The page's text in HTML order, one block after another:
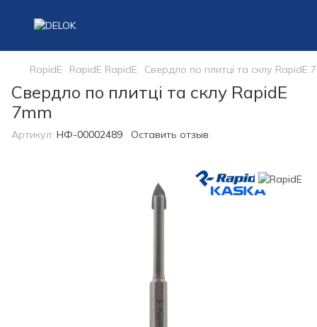
RapidE RapidE RapidE Свердло по плитці та склу RapidE
Свердло по плитці та склу RapidE
7mm
Артикул: НФ-00002489 Оставить отзыв